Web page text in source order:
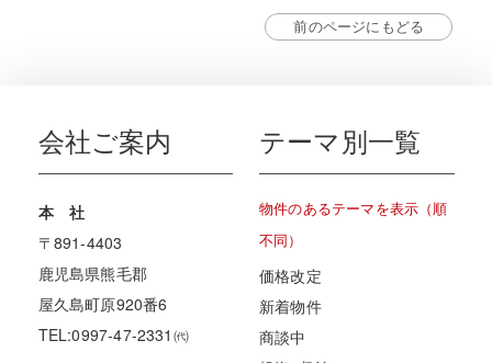
前のページにもどる
会社ご案内
本 社
〒891-4403
鹿児島県熊毛郡
屋久島町原920番6
TEL:0997-47-2331㈹
テーマ別一覧
物件のあるテーマを表示（順
不同）
価格改定
新着物件
商談中